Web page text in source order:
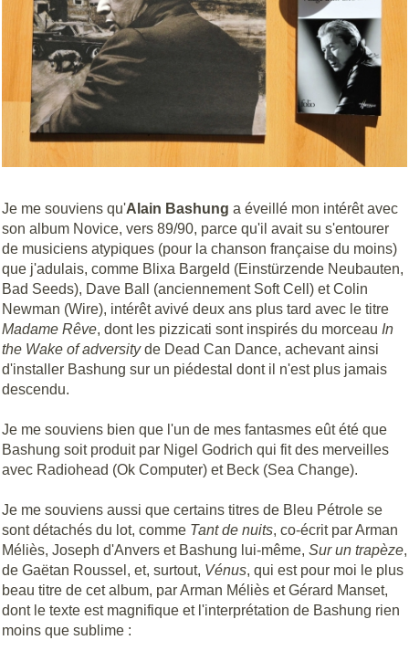
Je me souviens qu'Alain Bashung a éveillé mon intérêt avec
son album Novice, vers 89/90, parce qu'il avait su s'entourer
de musiciens atypiques (pour la chanson française du moins)
que j'adulais, comme Blixa Bargeld (Einstürzende Neubauten,
Bad Seeds), Dave Ball (anciennement Soft Cell) et Colin
Newman (Wire), intérêt avivé deux ans plus tard avec le titre
Madame Rêve, dont les pizzicati sont inspirés du morceau In
the Wake of adversityde Dead Can Dance, achevant ainsi
d'installer Bashung sur un piédestal dont il n'est plus jamais
descendu.
Je me souviens bien que l'un de mes fantasmes eût été que
Bashung soit produit par Nigel Godrich qui fit des merveilles
avec Radiohead (Ok Computer) et Beck (Sea Change).
Je me souviens aussi que certains titres de Bleu Pétrole se
sont détachés du lot, comme Tant de nuits, co-écrit par Arman
Méliès, Joseph d'Anvers et Bashung lui-même, Sur un trapèze,
de Gaëtan Roussel, et, surtout, Vénus, qui est pour moi le plus
beau titre de cet album, par Arman Méliès et Gérard Manset,
dont le texte est magnifique et l'interprétation de Bashung rien
moins que sublime :